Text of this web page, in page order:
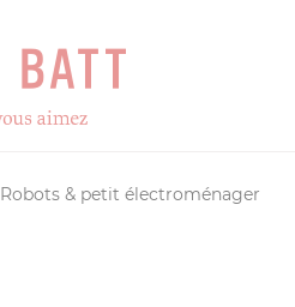
Robots & petit électroménager